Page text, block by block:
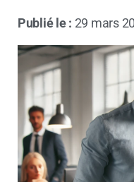
Publié le : 29 mars